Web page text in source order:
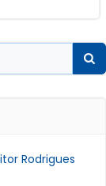
Rodrigues